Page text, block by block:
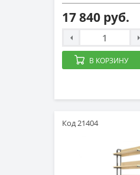
17 840 руб.
В КОРЗИНУ
Код 21404